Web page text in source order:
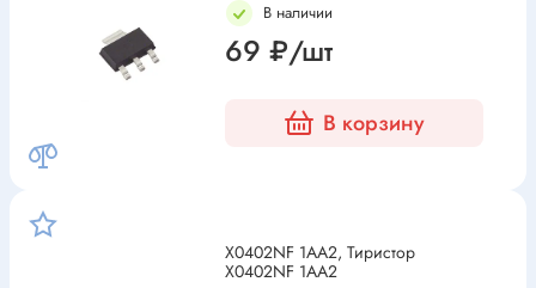
В наличии
69 ₽/шт
В корзину
X0402NF 1AA2, Тиристор
X0402NF 1AA2